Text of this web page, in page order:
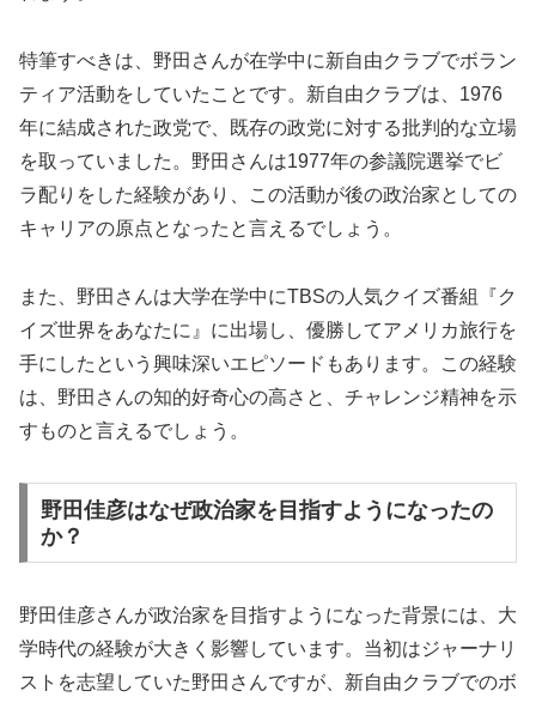
特筆すべきは、野田さんが在学中に新自由クラブでボラン
ティア活動をしていたことです。新自由クラブは、1976
年に結成された政党で、既存の政党に対する批判的な立場
を取っていました。野田さんは1977年の参議院選挙でビ
ラ配りをした経験があり、この活動が後の政治家としての
キャリアの原点となったと言えるでしょう。
また、野田さんは大学在学中にTBSの人気クイズ番組『ク
イズ世界をあなたに』に出場し、優勝してアメリカ旅行を
手にしたという興味深いエピソードもあります。この経験
は、野田さんの知的好奇心の高さと、チャレンジ精神を示
すものと言えるでしょう。
野田佳彦はなぜ政治家を目指すようになったの
か？
野田佳彦さんが政治家を目指すようになった背景には、大
学時代の経験が大きく影響しています。当初はジャーナリ
ストを志望していた野田さんですが、新自由クラブでのボ